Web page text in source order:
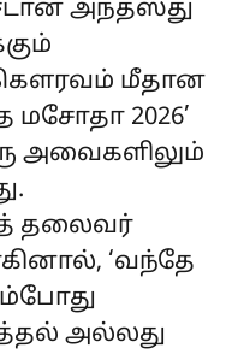
அந்தஸ்து
கெளரவம் மீதான
மசோதா 2026’
அவைகளிலும்
தலைவர்
‘வந்தே
அல்லது